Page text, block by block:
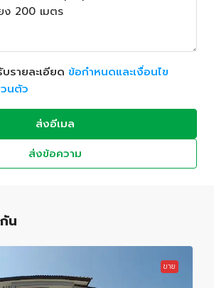
รายละเอียด ข้อกำหนดและเงื่อนไข
นตัว
ส่งอีเมล
ส่งข้อความ
น
ขาย